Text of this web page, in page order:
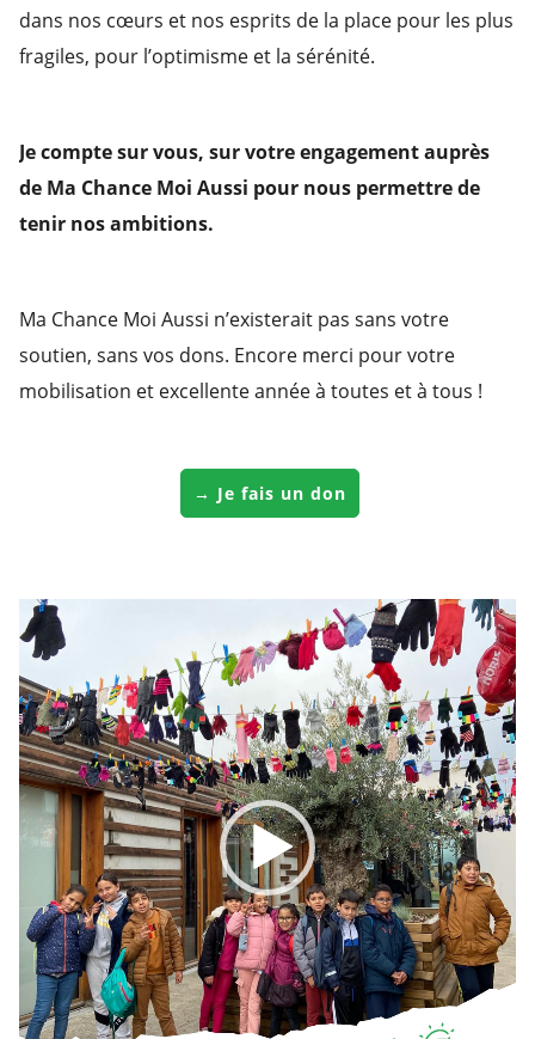
dans nos cœurs et nos esprits de la place pour les plus
fragiles, pour l’optimisme et la sérénité.
Je compte sur vous, sur votre engagement auprès
de Ma Chance Moi Aussi pour nous permettre de
tenir nos ambitions.
Ma Chance Moi Aussi n’existerait pas sans votre
soutien, sans vos dons. Encore merci pour votre
mobilisation et excellente année à toutes et à tous !
→ Je fais un don
Lecteur
vidéo